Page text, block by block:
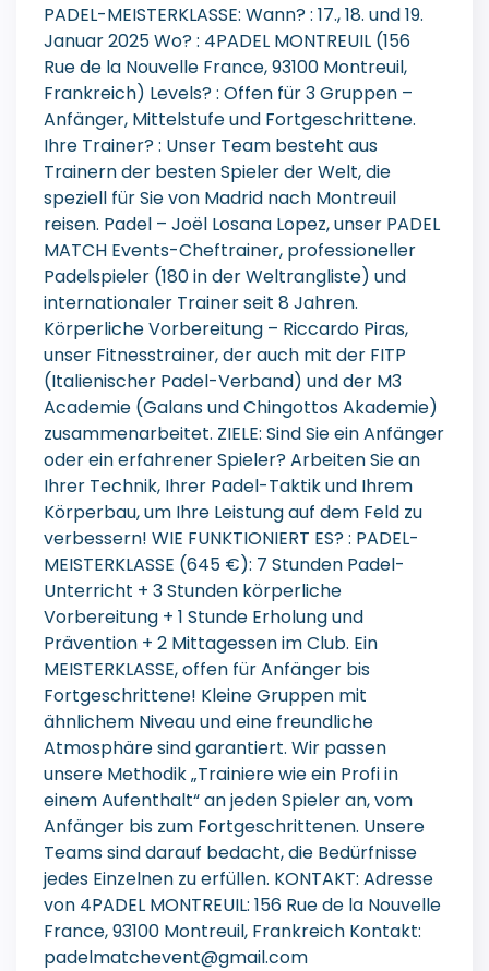
PADEL-MEISTERKLASSE: Wann? : 17., 18. und 19.
Januar 2025 Wo? : 4PADEL MONTREUIL (156
Rue de la Nouvelle France, 93100 Montreuil,
Frankreich) Levels? : Offen für 3 Gruppen –
Anfänger, Mittelstufe und Fortgeschrittene.
Ihre Trainer? : Unser Team besteht aus
Trainern der besten Spieler der Welt, die
speziell für Sie von Madrid nach Montreuil
reisen. Padel – Joël Losana Lopez, unser PADEL
MATCH Events-Cheftrainer, professioneller
Padelspieler (180 in der Weltrangliste) und
internationaler Trainer seit 8 Jahren.
Körperliche Vorbereitung – Riccardo Piras,
unser Fitnesstrainer, der auch mit der FITP
(Italienischer Padel-Verband) und der M3
Academie (Galans und Chingottos Akademie)
zusammenarbeitet. ZIELE: Sind Sie ein Anfänger
oder ein erfahrener Spieler? Arbeiten Sie an
Ihrer Technik, Ihrer Padel-Taktik und Ihrem
Körperbau, um Ihre Leistung auf dem Feld zu
verbessern! WIE FUNKTIONIERT ES? : PADEL-
MEISTERKLASSE (645 €): 7 Stunden Padel-
Unterricht + 3 Stunden körperliche
Vorbereitung + 1 Stunde Erholung und
Prävention + 2 Mittagessen im Club. Ein
MEISTERKLASSE, offen für Anfänger bis
Fortgeschrittene! Kleine Gruppen mit
ähnlichem Niveau und eine freundliche
Atmosphäre sind garantiert. Wir passen
unsere Methodik „Trainiere wie ein Profi in
einem Aufenthalt“ an jeden Spieler an, vom
Anfänger bis zum Fortgeschrittenen. Unsere
Teams sind darauf bedacht, die Bedürfnisse
jedes Einzelnen zu erfüllen. KONTAKT: Adresse
von 4PADEL MONTREUIL: 156 Rue de la Nouvelle
France, 93100 Montreuil, Frankreich Kontakt:
padelmatchevent@gmail.com